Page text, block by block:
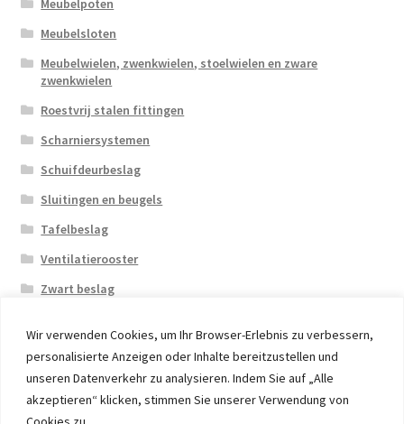
Wir verwenden Cookies, um Ihr Browser-Erlebnis zu verbessern,
personalisierte Anzeigen oder Inhalte bereitzustellen und
unseren Datenverkehr zu analysieren. Indem Sie auf „Alle
akzeptieren“ klicken, stimmen Sie unserer Verwendung von
Meubelpoten
Meubelsloten
Meubelwielen, zwenkwielen, stoelwielen en zware
zwenkwielen
Roestvrij stalen fittingen
Scharniersystemen
Schuifdeurbeslag
Sluitingen en beugels
Tafelbeslag
Ventilatierooster
Zwart beslag
© 2026 Eruon Trade UG, Germany, member of the ERUON